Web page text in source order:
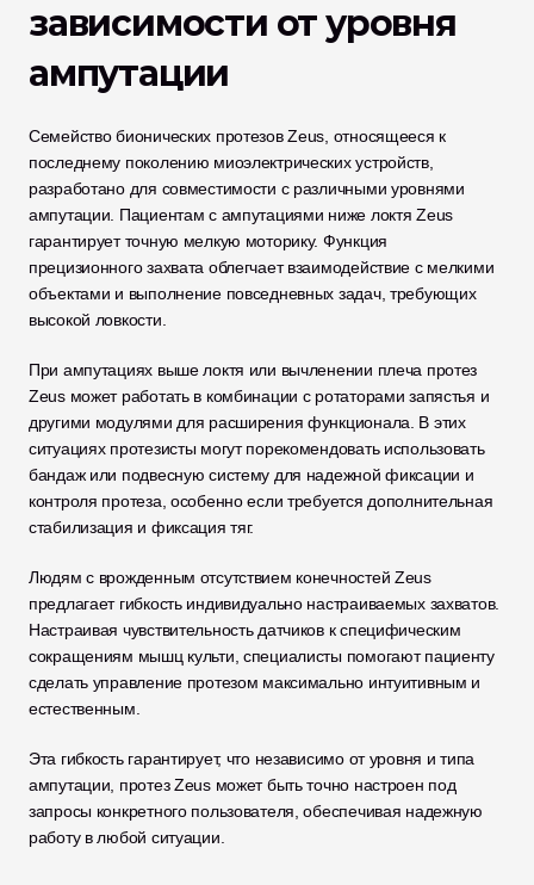
зависимости от уровня
ампутации
Семейство бионических протезов Zeus, относящееся к
последнему поколению миоэлектрических устройств,
разработано для совместимости с различными уровнями
ампутации. Пациентам с ампутациями ниже локтя Zeus
гарантирует точную мелкую моторику. Функция
прецизионного захвата облегчает взаимодействие с мелкими
объектами и выполнение повседневных задач, требующих
высокой ловкости.
При ампутациях выше локтя или вычленении плеча протез
Zeus может работать в комбинации с ротаторами запястья и
другими модулями для расширения функционала. В этих
ситуациях протезисты могут порекомендовать использовать
бандаж или подвесную систему для надежной фиксации и
контроля протеза, особенно если требуется дополнительная
стабилизация и фиксация тяг.
Людям с врожденным отсутствием конечностей Zeus
предлагает гибкость индивидуально настраиваемых захватов.
Настраивая чувствительность датчиков к специфическим
сокращениям мышц культи, специалисты помогают пациенту
сделать управление протезом максимально интуитивным и
естественным.
Эта гибкость гарантирует, что независимо от уровня и типа
ампутации, протез Zeus может быть точно настроен под
запросы конкретного пользователя, обеспечивая надежную
работу в любой ситуации.